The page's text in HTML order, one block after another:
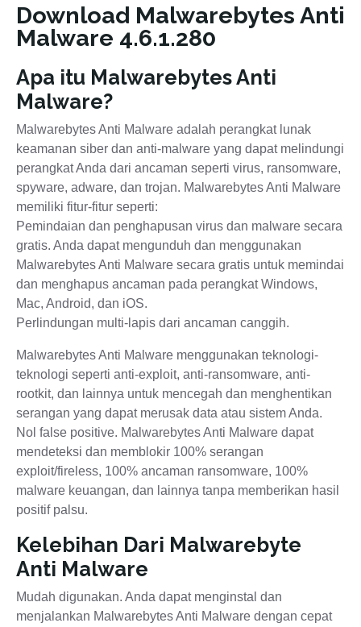
Download Malwarebytes Anti
Malware 4.6.1.280
Apa itu Malwarebytes Anti
Malware?
Malwarebytes Anti Malware adalah perangkat lunak
keamanan siber dan anti-malware yang dapat melindungi
perangkat Anda dari ancaman seperti virus, ransomware,
spyware, adware, dan trojan. Malwarebytes Anti Malware
memiliki fitur-fitur seperti:
Pemindaian dan penghapusan virus dan malware secara
gratis. Anda dapat mengunduh dan menggunakan
Malwarebytes Anti Malware secara gratis untuk memindai
dan menghapus ancaman pada perangkat Windows,
Mac, Android, dan iOS.
Perlindungan multi-lapis dari ancaman canggih.
Malwarebytes Anti Malware menggunakan teknologi-
teknologi seperti anti-exploit, anti-ransomware, anti-
rootkit, dan lainnya untuk mencegah dan menghentikan
serangan yang dapat merusak data atau sistem Anda.
Nol false positive. Malwarebytes Anti Malware dapat
mendeteksi dan memblokir 100% serangan
exploit/fireless, 100% ancaman ransomware, 100%
malware keuangan, dan lainnya tanpa memberikan hasil
positif palsu.
Kelebihan Dari Malwarebyte
Anti Malware
Mudah digunakan. Anda dapat menginstal dan
menjalankan Malwarebytes Anti Malware dengan cepat